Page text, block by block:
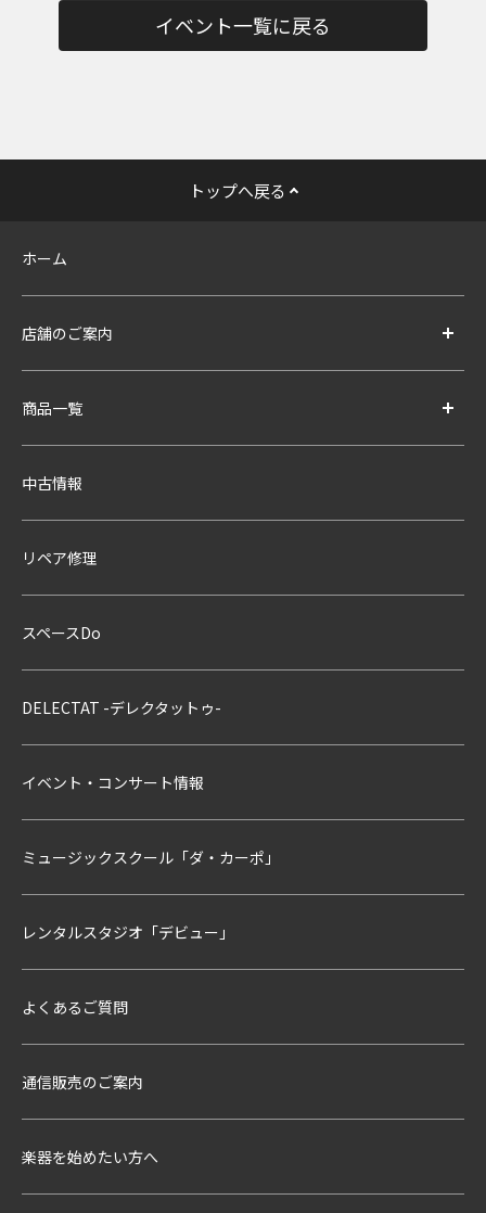
イベント一覧に戻る
トップへ戻る
ホーム
店舗のご案内
商品一覧
中古情報
リペア修理
スペースDo
DELECTAT -デレクタットゥ-
イベント・コンサート情報
ミュージックスクール「ダ・カーポ」
レンタルスタジオ「デビュー」
よくあるご質問
通信販売のご案内
楽器を始めたい方へ